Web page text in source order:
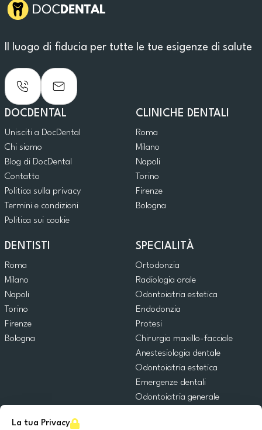
La tua Privacy
Il luogo di fiducia per tutte le tue esigenze di salute
DOCDENTAL
Unisciti a DocDental
Chi siamo
Blog di DocDental
Contatto
Politica sulla privacy
Termini e condizioni
Politica sui cookie
CLINICHE DENTALI
Roma
Milano
Napoli
Torino
Firenze
Bologna
DENTISTI
Roma
Milano
Napoli
Torino
Firenze
Bologna
SPECIALITÀ
Ortodonzia
Radiologia orale
Odontoiatria estetica
Endodonzia
Protesi
Chirurgia maxillo-facciale
Anestesiologia dentale
Odontoiatria estetica
Emergenze dentali
Odontoiatria generale